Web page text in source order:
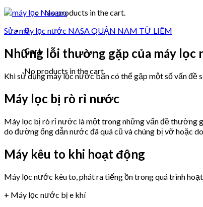
No products in the cart.
0
Cart
No products in the cart.
Sửa máy lọc nước NASA QUẬN NAM TỪ LIÊM
Những lỗi thường gặp của máy lọc
Khi sử dụng máy lọc nước bạn có thể gặp một số vấn đề
Máy lọc bị rò rỉ nước
Máy lọc bị rò rỉ nước là một trong những vấn đề thường
do đường ống dẫn nước đã quá cũ và chúng bị vỡ hoặc
Máy kêu to khi hoạt động
Máy lọc nước kêu to, phát ra tiếng ồn trong quá trình
+ Máy lọc nước bị e khí